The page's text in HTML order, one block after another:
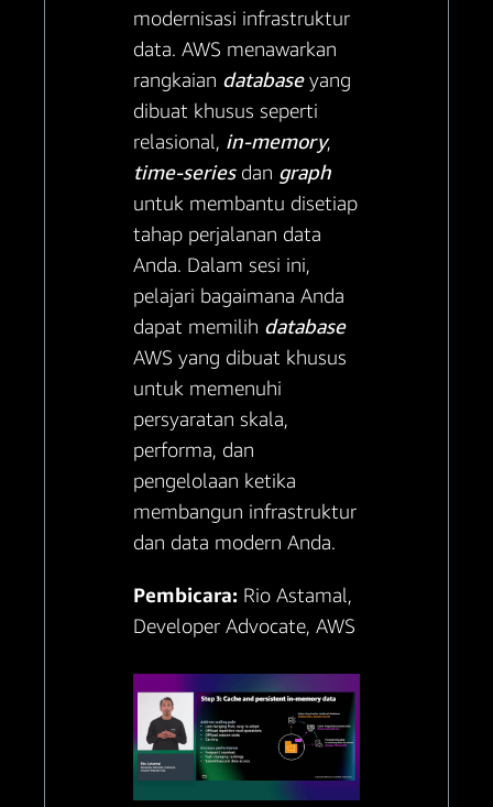
modernisasi infrastruktur
data. AWS menawarkan
rangkaian databaseyang
dibuat khusus seperti
relasional, in-memory,
time-seriesdan graph
untuk membantu disetiap
tahap perjalanan data
Anda. Dalam sesi ini,
pelajari bagaimana Anda
dapat memilih database
AWS yang dibuat khusus
untuk memenuhi
persyaratan skala,
performa, dan
pengelolaan ketika
membangun infrastruktur
dan data modern Anda.
Pembicara: Rio Astamal,
Developer Advocate, AWS